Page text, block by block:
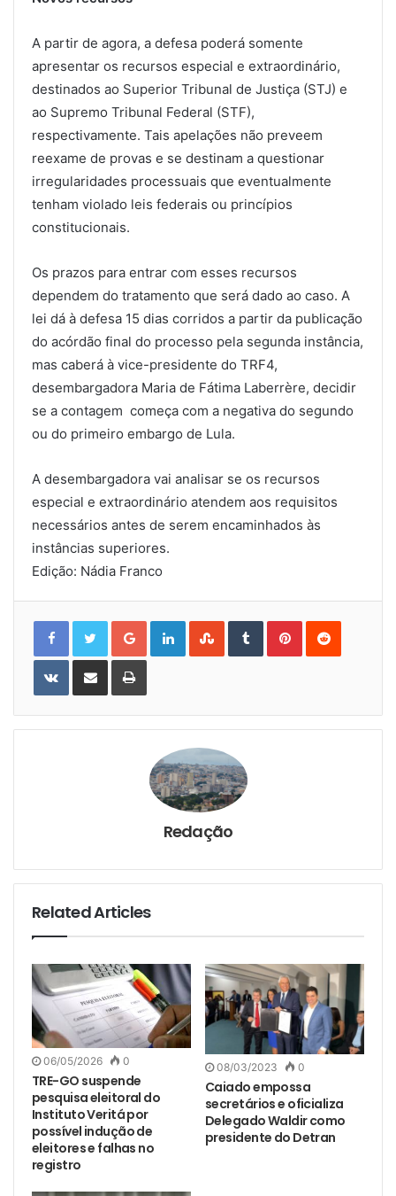
A partir de agora, a defesa poderá somente
apresentar os recursos especial e extraordinário,
destinados ao Superior Tribunal de Justiça (STJ) e
ao Supremo Tribunal Federal (STF),
respectivamente. Tais apelações não preveem
reexame de provas e se destinam a questionar
irregularidades processuais que eventualmente
tenham violado leis federais ou princípios
constitucionais.
Os prazos para entrar com esses recursos
dependem do tratamento que será dado ao caso. A
lei dá à defesa 15 dias corridos a partir da publicação
do acórdão final do processo pela segunda instância,
mas caberá à vice-presidente do TRF4,
desembargadora Maria de Fátima Laberrère, decidir
se a contagem começa com a negativa do segundo
ou do primeiro embargo de Lula.
A desembargadora vai analisar se os recursos
especial e extraordinário atendem aos requisitos
necessários antes de serem encaminhados às
instâncias superiores.
Edição: Nádia Franco
Google+LinkedInStumbleUpon
TumblrPinterestReddit
VKontakteShare
Email
Print
Redação
Related Articles
06/05/2026 0
TRE-GO suspende
pesquisa eleitoral do
Instituto Veritá por
possível indução de
eleitores e falhas no
registro
08/03/2023 0
Caiado empossa
secretários e oficializa
Delegado Waldir como
presidente do Detran